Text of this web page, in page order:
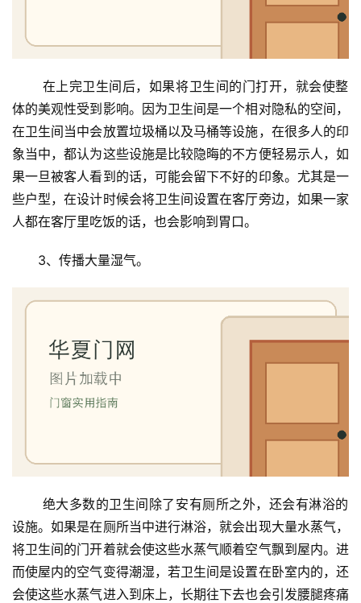
卧
卫
生
间
门
庭
装
装
维
修
登录
体的美观性受到影响。因为卫生间是一个相对隐私的空间，
在卫生间当中会放置垃圾桶以及马桶等设施，在很多人的印
象当中，都认为这些设施是比较隐晦的不方便轻易示人，如
果一旦被客人看到的话，可能会留下不好的印象。尤其是一
些户型，在设计时候会将卫生间设置在客厅旁边，如果一家
人都在客厅里吃饭的话，也会影响到胃口。
3、传播大量湿气。
设施。如果是在厕所当中进行淋浴，就会出现大量水蒸气，
将卫生间的门开着就会使这些水蒸气顺着空气飘到屋内。进
而使屋内的空气变得潮湿，若卫生间是设置在卧室内的，还
会使这些水蒸气进入到床上，长期往下去也会引发腰腿疼痛